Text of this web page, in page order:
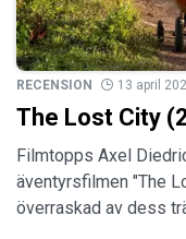
RECENSION 13 april
The Lost City
Filmtopps Axel
äventyrsfilmen "The
överraskad av dess